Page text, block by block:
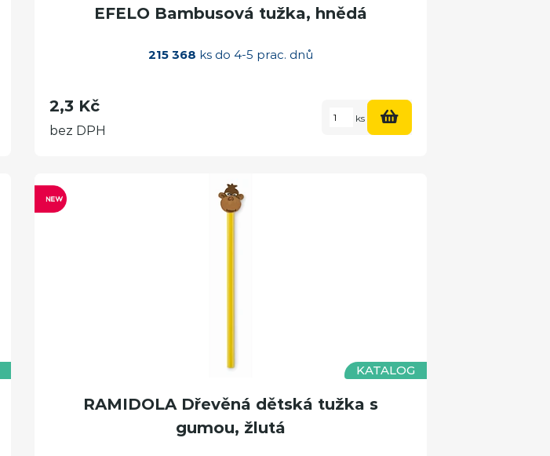
EFELO Bambusová tužka, hnědá
215 368 ks do 4-5 prac. dnů
2,3 Kč
bez DPH
ks
KATALOG
RAMIDOLA Dřevěná dětská tužka s
gumou, žlutá